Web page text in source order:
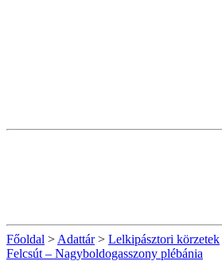
Főoldal > Adattár> Lelkipásztori körzetek
Felcsút – Nagyboldogasszony plébánia